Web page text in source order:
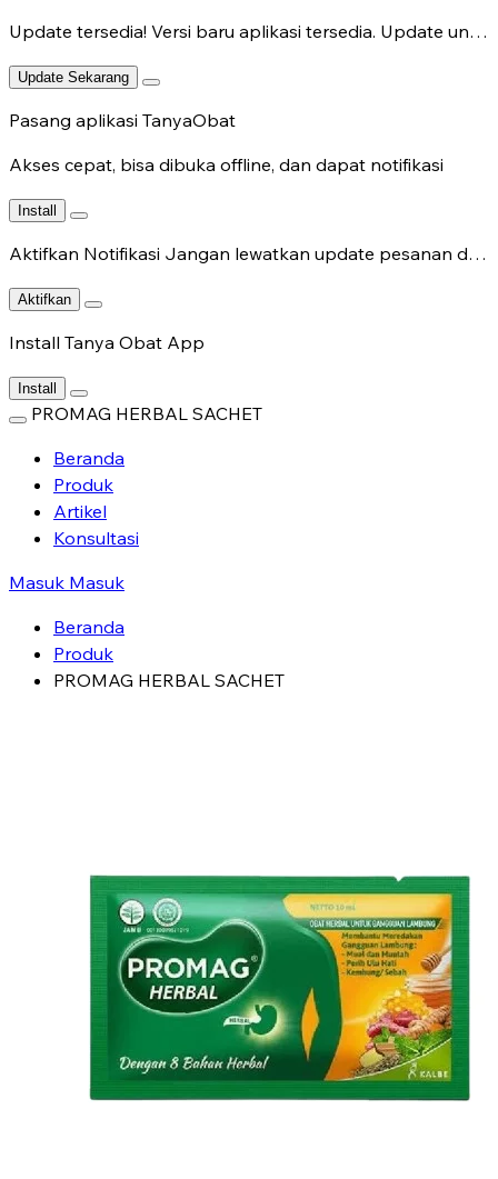
Update tersedia! Versi baru aplikasi tersedia. Update untuk fitur terbaru.
Update Sekarang
Pasang aplikasi TanyaObat
Akses cepat, bisa dibuka offline, dan dapat notifikasi
Install
Aktifkan Notifikasi Jangan lewatkan update pesanan dan chat dokter.
Aktifkan
Install Tanya Obat App
Install
PROMAG HERBAL SACHET
Beranda
Produk
Artikel
Konsultasi
Masuk Masuk
Beranda
Produk
PROMAG HERBAL SACHET